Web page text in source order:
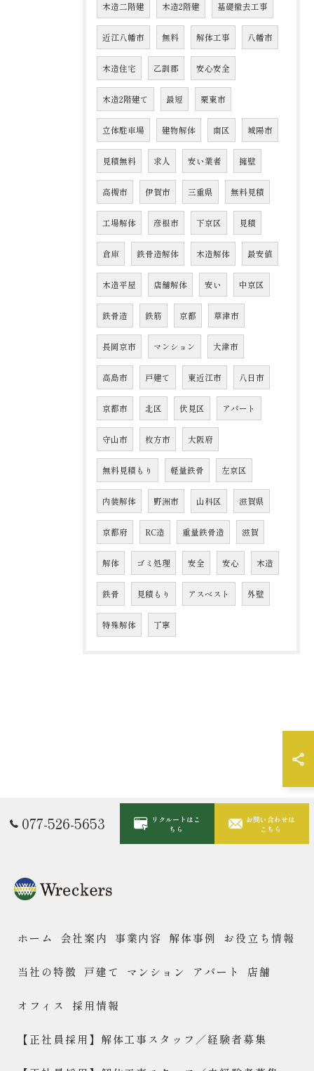
木造二階建 木造2階建 基礎撤去工事
近江八幡市 無料 解体工事 八幡市
木造住宅 乙訓郡 安心安全
木造2階建て 最短 栗東市
立体駐車場 建物解体 南区 城陽市
見積無料 求人 安い業者 擁壁
高槻市 伊賀市 三重県 無料見積
工場解体 彦根市 下京区 見積
倉庫 鉄骨造解体 木造解体 最安値
木造平屋 店舗解体 安い 中京区
鉄骨造 鉄筋 京都 草津市
長岡京市 マンション 大津市
高島市 戸建て 東近江市 八日市
京都市 北区 伏見区 アパート
守山市 枚方市 大阪府
無料見積もり 軽量鉄骨 左京区
内装解体 野洲市 山科区 滋賀県
京都府 RC造 重量鉄骨造 滋賀
解体 ゴミ処理 安全 安心 木造
鉄骨 見積もり アスベスト 外壁
特殊解体 丁寧
077-526-5653
リクルートはこ
ちら
お問い合わせは
こちら
ホーム 会社案内 事業内容 解体事例 お役立ち情報
当社の特徴 戸建て マンション アパート 店舗
オフィス 採用情報
【正社員採用】解体工事スタッフ／経験者募集